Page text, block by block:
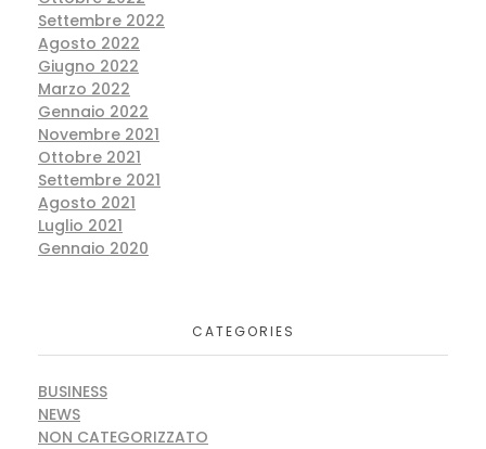
Settembre 2022
Agosto 2022
Giugno 2022
Marzo 2022
Gennaio 2022
Novembre 2021
Ottobre 2021
Settembre 2021
Agosto 2021
Luglio 2021
Gennaio 2020
CATEGORIES
BUSINESS
NEWS
NON CATEGORIZZATO